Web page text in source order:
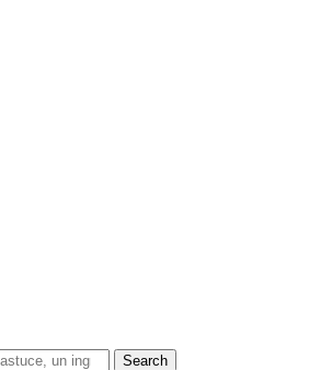
Search